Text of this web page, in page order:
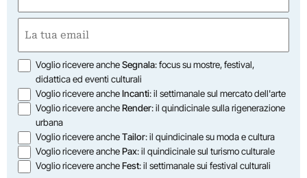
First
(Required)
Opzioni
Voglio ricevere ancheSegnala: focus su mostre, festival,
didattica ed eventi culturali
Voglio ricevere ancheIncanti: il settimanale sul mercato dell'arte
Voglio ricevere ancheRender: il quindicinale sulla rigenerazione
urbana
Voglio ricevere ancheTailor: il quindicinale su moda e cultura
Voglio ricevere anchePax: il quindicinale sul turismo culturale
Voglio ricevere ancheFest: il settimanale sui festival culturali